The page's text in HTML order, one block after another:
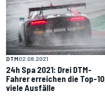
DTM02.08.2021
24h Spa 2021: Drei DTM-
Fahrer erreichen die Top-10,
viele Ausfälle